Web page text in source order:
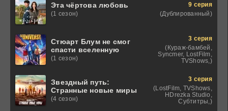
Эта чёртова любовь
(1 сезон)
9 серия
(Дублированный)
Стюарт Блум не смог
спасти вселенную
(1 сезон)
3 серия
(Кураж-бамбей,
Syncmer, LostFilm,
TVShows,)
Звездный путь:
Странные новые миры
(4 сезон)
3 серия
(LostFilm, TVShows,
HDrezka Studio,
Субтитры,)